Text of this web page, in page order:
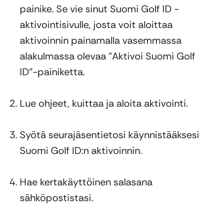
painike. Se vie sinut Suomi Golf ID -
aktivointisivulle, josta voit aloittaa
aktivoinnin painamalla vasemmassa
alakulmassa olevaa ”Aktivoi Suomi Golf
ID”-painiketta.
Lue ohjeet, kuittaa ja aloita aktivointi.
Syötä seurajäsentietosi käynnistääksesi
Suomi Golf ID:n aktivoinnin.
Hae kertakäyttöinen salasana
sähköpostistasi.